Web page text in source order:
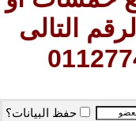
التالى
حفظ البيانات؟